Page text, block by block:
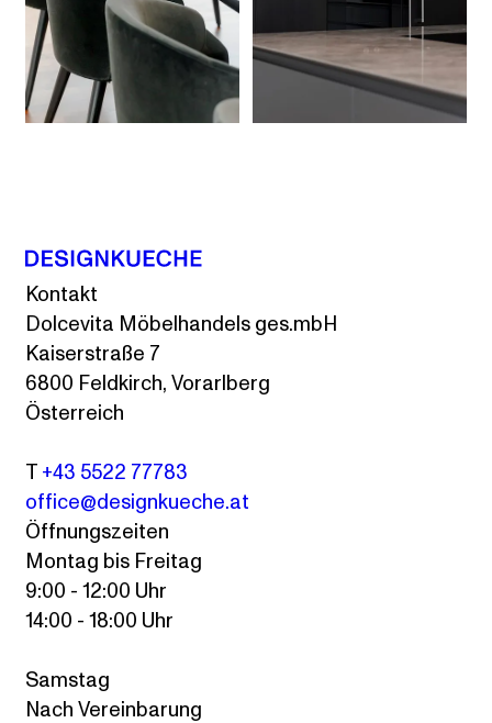
Kontakt
Dolcevita Möbelhandels ges.mbH
Kaiserstraße 7
6800 Feldkirch, Vorarlberg
Österreich
T +43 5522 77783
office@designkueche.at
Öffnungszeiten
Montag bis Freitag
9:00 - 12:00 Uhr
14:00 - 18:00 Uhr
Samstag
Nach Vereinbarung